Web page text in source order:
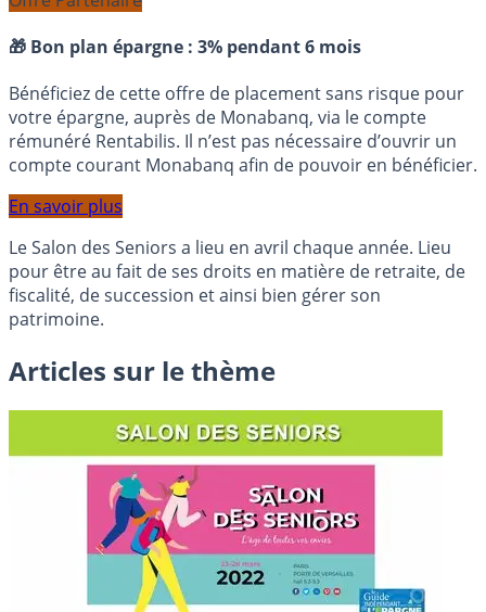
🎁 Bon plan épargne : 3% pendant 6 mois
Bénéficiez de cette offre de placement sans risque pour
votre épargne, auprès de Monabanq, via le compte
rémunéré Rentabilis. Il n’est pas nécessaire d’ouvrir un
compte courant Monabanq afin de pouvoir en bénéficier.
En savoir plus
Le Salon des Seniors a lieu en avril chaque année. Lieu
pour être au fait de ses droits en matière de retraite, de
fiscalité, de succession et ainsi bien gérer son
patrimoine.
Articles sur le thème